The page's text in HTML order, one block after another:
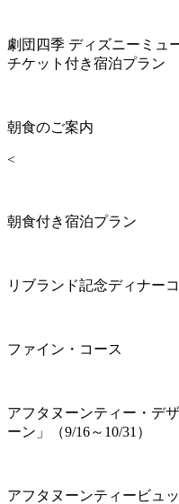
劇団四季 ディズニーミュ
チケット付き宿泊プラン
朝食のご案内
<
朝食付き宿泊プラン
リブランド記念ディナー
ファイン・コース
アフタヌーンティー・デ
ーン」（9/16～10/31）
アフタヌーンティービュ